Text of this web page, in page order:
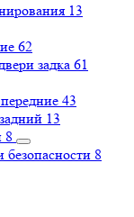
13
62
задка 61
43
13
8
8